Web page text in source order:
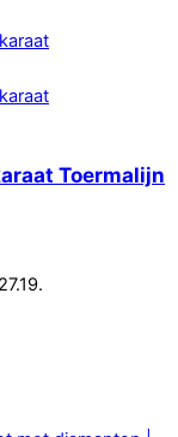
Toermalijn